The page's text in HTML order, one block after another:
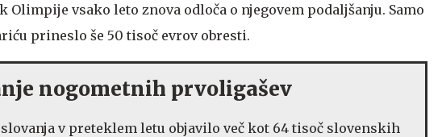
Olimpije vsako leto znova odloča o njegovem podaljšanju. Samo
prineslo še 50 tisoč evrov obresti.
nogometnih prvoligašev
v preteklem letu objavilo več kot 64 tisoč slovenskih